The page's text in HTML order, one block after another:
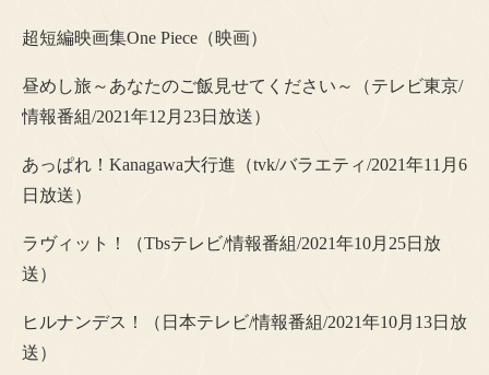
超短編映画集One Piece（映画）
昼めし旅～あなたのご飯見せてください～（テレビ東京/
情報番組/2021年12月23日放送）
あっぱれ！Kanagawa大行進（tvk/バラエティ/2021年11月6
日放送）
ラヴィット！（Tbsテレビ/情報番組/2021年10月25日放
送）
ヒルナンデス！（日本テレビ/情報番組/2021年10月13日放
送）